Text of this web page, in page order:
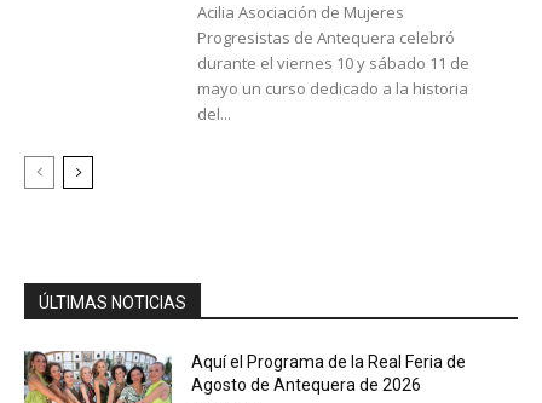
Acilia Asociación de Mujeres
Progresistas de Antequera celebró
durante el viernes 10 y sábado 11 de
mayo un curso dedicado a la historia
del...
ÚLTIMAS NOTICIAS
Aquí el Programa de la Real Feria de
Agosto de Antequera de 2026